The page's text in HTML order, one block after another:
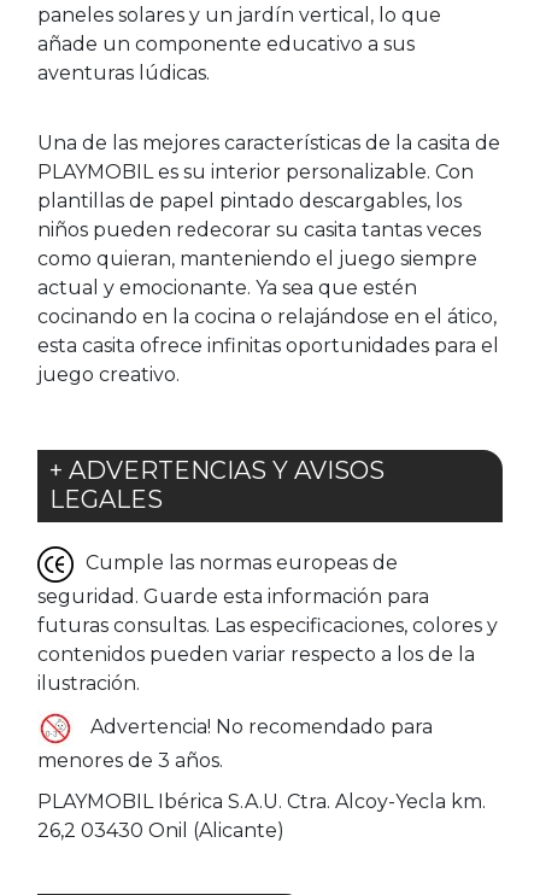
paneles solares y un jardín vertical, lo que
añade un componente educativo a sus
aventuras lúdicas.
Una de las mejores características de la casita de
PLAYMOBIL es su interior personalizable. Con
plantillas de papel pintado descargables, los
niños pueden redecorar su casita tantas veces
como quieran, manteniendo el juego siempre
actual y emocionante. Ya sea que estén
cocinando en la cocina o relajándose en el ático,
esta casita ofrece infinitas oportunidades para el
juego creativo.
+ ADVERTENCIAS Y AVISOS
LEGALES
Cumple las normas europeas de
seguridad. Guarde esta información para
futuras consultas. Las especificaciones, colores y
contenidos pueden variar respecto a los de la
ilustración.
Advertencia! No recomendado para
menores de 3 años.
PLAYMOBIL Ibérica S.A.U. Ctra. Alcoy-Yecla km.
26,2 03430 Onil (Alicante)